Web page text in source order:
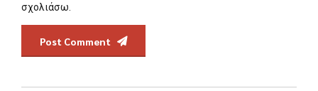
σχολιάσω.
Post Comment